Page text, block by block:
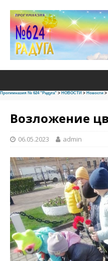
Прогимназия № 624 "Радуга" > НОВОСТИ > Новости >
Возложение
06.05.2023 admin